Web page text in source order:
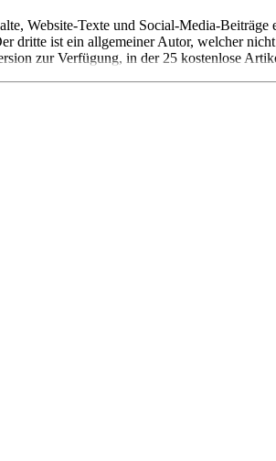
Website-Texte und Social-Media-
dritte ist ein allgemeiner Autor, welcher
zur Verfügung, in der 25 kostenlose